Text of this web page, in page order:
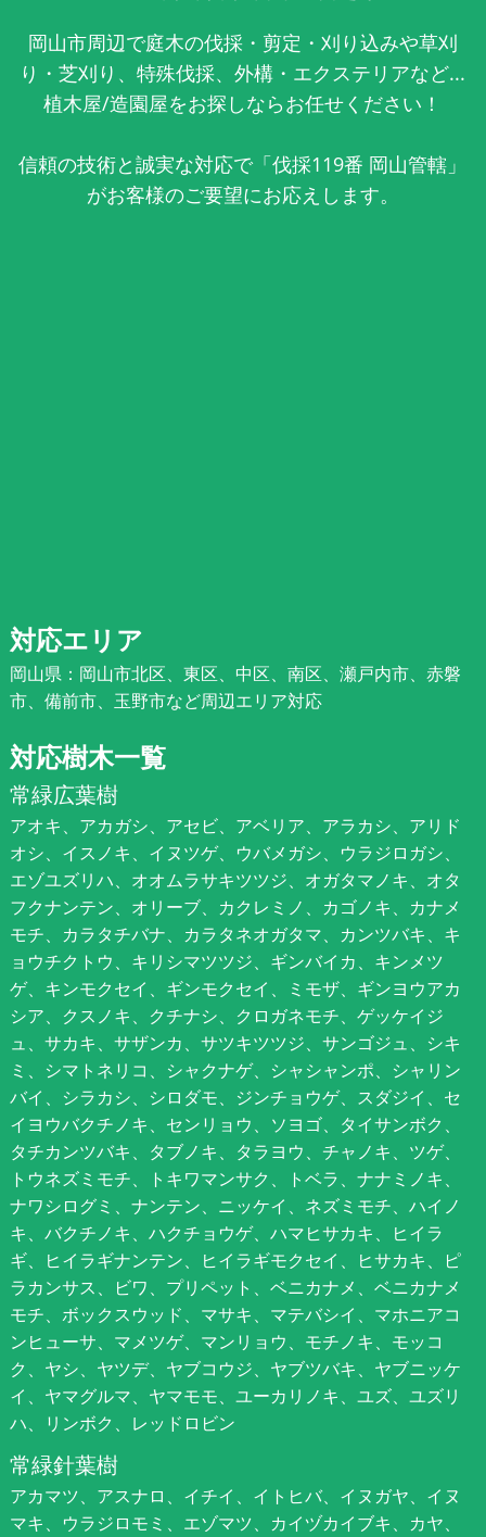
岡山市周辺で庭木の伐採・剪定・刈り込みや草刈
り・芝刈り、特殊伐採、外構・エクステリアなど...
植木屋/造園屋をお探しならお任せください！
信頼の技術と誠実な対応で「伐採119番 岡山管轄」
がお客様のご要望にお応えします。
対応エリア
岡山県：岡山市北区、東区、中区、南区、瀬戸内市、赤磐
市、備前市、玉野市など周辺エリア対応
対応樹木一覧
常緑広葉樹
アオキ、アカガシ、アセビ、アベリア、アラカシ、アリド
オシ、イスノキ、イヌツゲ、ウバメガシ、ウラジロガシ、
エゾユズリハ、オオムラサキツツジ、オガタマノキ、オタ
フクナンテン、オリーブ、カクレミノ、カゴノキ、カナメ
モチ、カラタチバナ、カラタネオガタマ、カンツバキ、キ
ョウチクトウ、キリシマツツジ、ギンバイカ、キンメツ
ゲ、キンモクセイ、ギンモクセイ、ミモザ、ギンヨウアカ
シア、クスノキ、クチナシ、クロガネモチ、ゲッケイジ
ュ、サカキ、サザンカ、サツキツツジ、サンゴジュ、シキ
ミ、シマトネリコ、シャクナゲ、シャシャンポ、シャリン
バイ、シラカシ、シロダモ、ジンチョウゲ、スダジイ、セ
イヨウバクチノキ、センリョウ、ソヨゴ、タイサンボク、
タチカンツバキ、タブノキ、タラヨウ、チャノキ、ツゲ、
トウネズミモチ、トキワマンサク、トベラ、ナナミノキ、
ナワシログミ、ナンテン、ニッケイ、ネズミモチ、ハイノ
キ、バクチノキ、ハクチョウゲ、ハマヒサカキ、ヒイラ
ギ、ヒイラギナンテン、ヒイラギモクセイ、ヒサカキ、ピ
ラカンサス、ビワ、プリペット、ベニカナメ、ベニカナメ
モチ、ボックスウッド、マサキ、マテバシイ、マホニアコ
ンヒューサ、マメツゲ、マンリョウ、モチノキ、モッコ
ク、ヤシ、ヤツデ、ヤブコウジ、ヤブツバキ、ヤブニッケ
イ、ヤマグルマ、ヤマモモ、ユーカリノキ、ユズ、ユズリ
ハ、リンボク、レッドロビン
常緑針葉樹
アカマツ、アスナロ、イチイ、イトヒバ、イヌガヤ、イヌ
マキ、ウラジロモミ、エゾマツ、カイヅカイブキ、カヤ、